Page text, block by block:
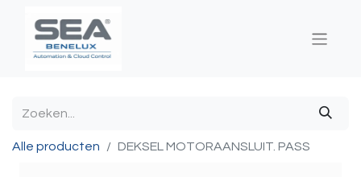
Alle producten DEKSEL MOTORAANSLUIT. PASS